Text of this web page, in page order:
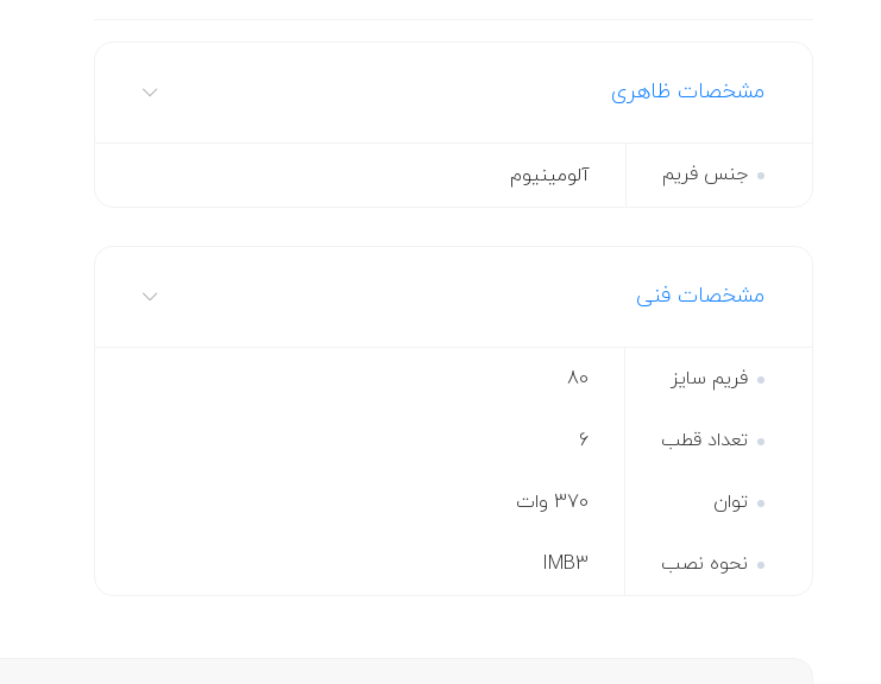
مشخصات ظاهری
جنس فریم آلومینیوم
مشخصات فنی
فریم سایز 80
تعداد قطب 6
توان 370 وات
نحوه نصب IMB3